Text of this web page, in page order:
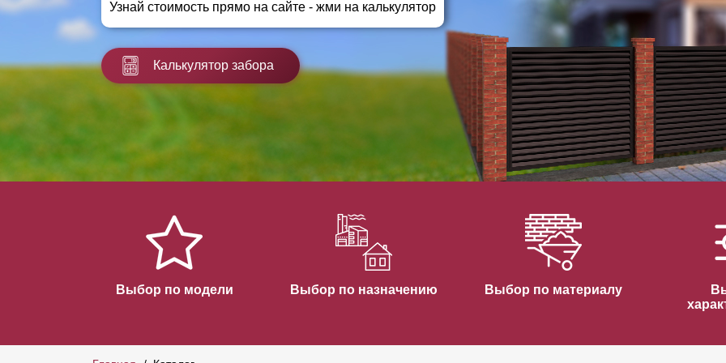
Заборы для дачи
Заборы и ограждения для школ
Забор на участок 10 соток
Горизонтальные заборы
Высокие заборы
Красивые, дизайнерские заборы
ВЫБОР ПО СПОСОБУ МОНТАЖА
Заборы под ключ
Готовые заборы
Быстровозводимые заборы
Узнай стоимость прямо на сайте - жми на калькулятор
Калькулятор забора
Выбор по модели Выбор по назначению Выбор по материалу